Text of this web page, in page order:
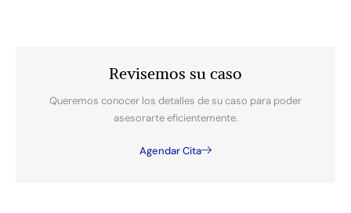
Revisemos su caso
Queremos conocer los detalles de su caso para poder
asesorarte eficientemente.
Agendar Cita